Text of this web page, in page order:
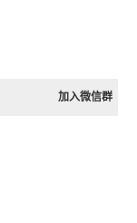
加入微信群